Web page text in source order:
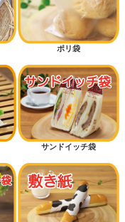
ポリ袋
サンドイッチ袋